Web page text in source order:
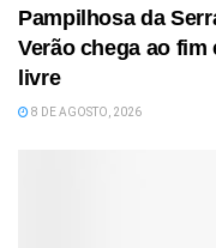
Pampilhosa da
Verão chega ao fim
livre
8 DE AGOSTO, 2026